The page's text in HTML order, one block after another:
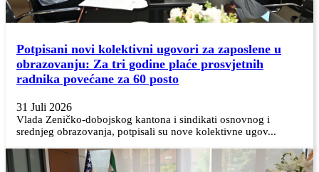
Potpisani novi kolektivni ugovori za zaposlene u
obrazovanju: Za tri godine plaće prosvjetnih
radnika povećane za 60 posto
31 Juli 2026
Vlada Zeničko-dobojskog kantona i sindikati osnovnog i
srednjeg obrazovanja, potpisali su nove kolektivne ugov...